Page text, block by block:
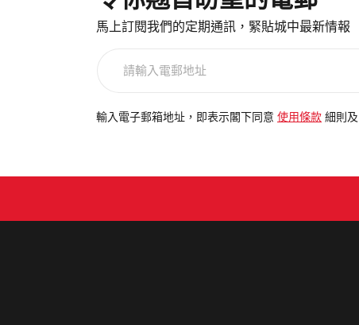
馬上訂閱我們的定期通訊，緊貼城中最新情報
電
輸入電子郵箱地址，即表示閣下同意 使用條款 細則及